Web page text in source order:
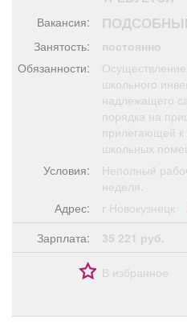
Я -
Вакансия:
Занятость:
постоянно
Обязанности:
школьного
надлежащего
порядка на
прилегающей к
школьных
Условия:
Неполный
неделя.
Адрес:
г Новокузнецк
Зарплата:
35 221 руб.
В избранное